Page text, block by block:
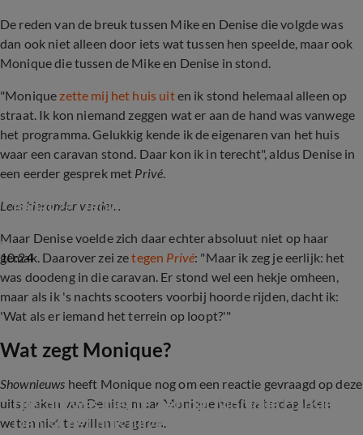
De reden van de breuk tussen Mike en Denise die volgde was
dan ook niet alleen door iets wat tussen hen speelde, maar ook
Monique die tussen de Mike en Denise in stond.
"Moniquezette mij het huis uiten ik stond helemaal alleen op
straat. Ik kon niemand zeggen wat er aan de hand was vanwege
het programma. Gelukkig kende ik de eigenaren van het huis
waar een caravan stond. Daar kon ik in terecht", aldus Denise in
een eerder gesprek met Privé.
Lees hieronder verder...
10:24
Monique Hansler blijft het gesprek van de dag
nadat ze Denise het huis uitzette
Maar Denise voelde zich daar echter absoluut niet op haar
gemak. Daarover zei zetegen Privé: "Maar ik zeg je eerlijk: het
was doodeng in die caravan. Er stond wel een hekje omheen,
maar als ik 's nachts scooters voorbij hoorde rijden, dacht ik:
'Wat als er iemand het terrein op loopt?'"
Wat zegt Monique?
Shownieuws heeft Monique nog om een reactie gevraagd op deze
uitspraken van Denise, maar Monique heeft zaterdag laten
weten niet te willen reageren.
Híerom was niet te zien dat Monique Hansler
Denise het huis uitzette